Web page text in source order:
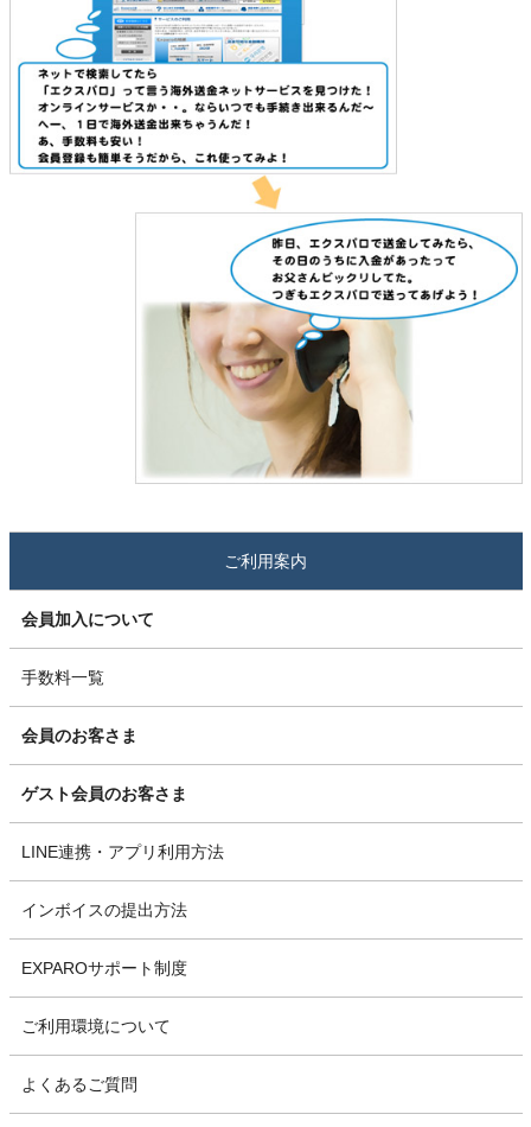
ご利用案内
会員加入について
手数料一覧
会員のお客さま
ゲスト会員のお客さま
LINE連携・アプリ利用方法
インボイスの提出方法
EXPAROサポート制度
ご利用環境について
よくあるご質問